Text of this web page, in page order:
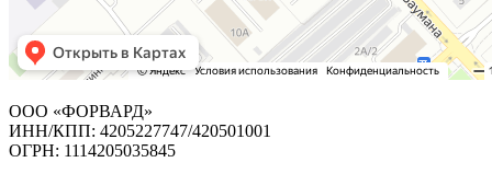
ООО «ФОРВАРД»
ИНН/КПП: 4205227747/420501001
ОГРН: 1114205035845